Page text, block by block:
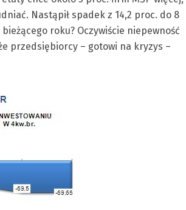
Nastąpił spadek z 14,2 proc. do 8
roku? Oczywiście niepewność
przedsiębiorcy – gotowi na kryzys –